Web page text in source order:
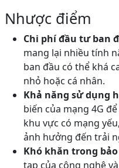
Nhược điểm
Chi phí đầu tư ban
mang lại nhiều tính
ban đầu có thể khá
nhỏ hoặc cá nhân.
Khả năng sử dụng
biến của mạng 4G
khu vực có mạng
ảnh hưởng đến trải
Khó khăn trong
tạp của công nghệ